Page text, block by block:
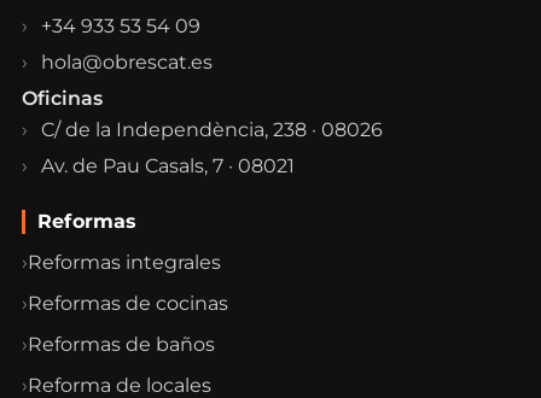
+34 933 53 54 09
hola@obrescat.es
Oficinas
C/ de la Independència, 238 · 08026
Av. de Pau Casals, 7 · 08021
Reformas
Reformas integrales
Reformas de cocinas
Reformas de baños
Reforma de locales